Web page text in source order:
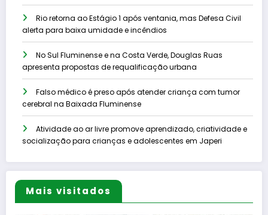
Rio retorna ao Estágio 1 após ventania, mas Defesa Civil
alerta para baixa umidade e incêndios
No Sul Fluminense e na Costa Verde, Douglas Ruas
apresenta propostas de requalificação urbana
Falso médico é preso após atender criança com tumor
cerebral na Baixada Fluminense
Atividade ao ar livre promove aprendizado, criatividade e
socialização para crianças e adolescentes em Japeri
Mais visitados